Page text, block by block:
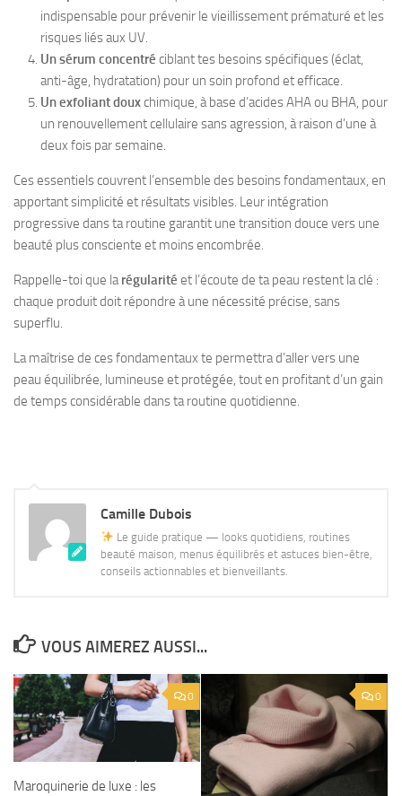
indispensable pour prévenir le vieillissement prématuré et les
risques liés aux UV.
Un sérum concentré ciblant tes besoins spécifiques (éclat,
anti-âge, hydratation) pour un soin profond et efficace.
Un exfoliant douxchimique, à base d’acides AHA ou BHA, pour
un renouvellement cellulaire sans agression, à raison d’une à
deux fois par semaine.
Ces essentiels couvrent l’ensemble des besoins fondamentaux, en
apportant simplicité et résultats visibles. Leur intégration
progressive dans ta routine garantit une transition douce vers une
beauté plus consciente et moins encombrée.
Rappelle-toi que larégularité et l’écoute de ta peau restent la clé :
chaque produit doit répondre à une nécessité précise, sans
superflu.
La maîtrise de ces fondamentaux te permettra d’aller vers une
peau équilibrée, lumineuse et protégée, tout en profitant d’un gain
de temps considérable dans ta routine quotidienne.
Camille Dubois
Le guide pratique — looks quotidiens, routines
beauté maison, menus équilibrés et astuces bien-être,
conseils actionnables et bienveillants.
VOUS AIMEREZ AUSSI...
0
Maroquinerie de luxe : les
0